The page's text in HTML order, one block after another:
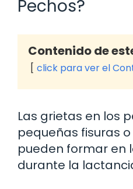
Pechos?
Contenido de
click para ver el
Las grietas en los
pequeñas fisuras
pueden formar en
durante la